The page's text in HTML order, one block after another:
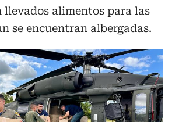
alimentos para las
se encuentran albergadas.